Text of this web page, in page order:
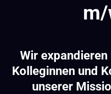
Wir expandieren
Kolleginnen und
unserer